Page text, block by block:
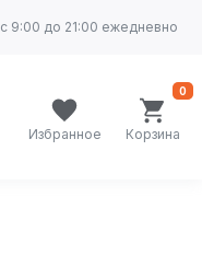
с 9:00 до 21:00 ежедневно
Избранное Корзина
0